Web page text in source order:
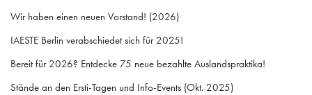
Wir haben einen neuen Vorstand! (2026)
IAESTE Berlin verabschiedet sich für 2025!
Bereit für 2026? Entdecke 75 neue bezahlte Auslandspraktika!
Stände an den Ersti-Tagen und Info-Events (Okt. 2025)